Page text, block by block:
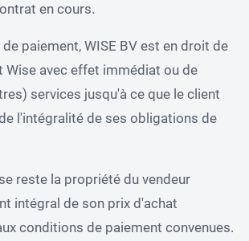
en cours.
paiement, WISE BV est en droit de
Wise avec effet immédiat ou de
services jusqu'à ce que le client
l'intégralité de ses obligations de
reste la propriété du vendeur
intégral de son prix d'achat
conditions de paiement convenues.